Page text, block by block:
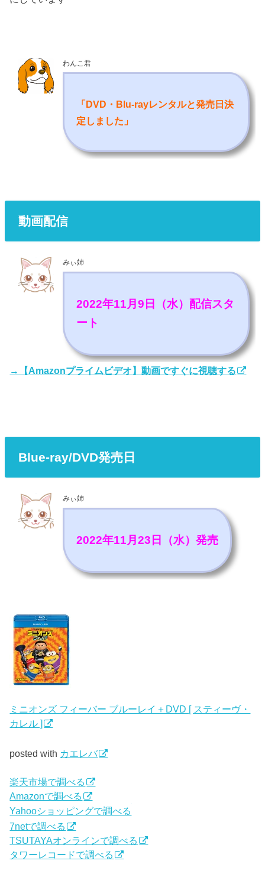
わんこ君
「DVD・Blu-rayレンタルと発売日決
定しました 」
動画配信
みぃ姉
2022年11月9日（水）配信スタ
ート
→【Amazonプライムビデオ】動画ですぐに視聴する
Blue-ray/DVD発売日
みぃ姉
2022年11月23日（水）発売
ミニオンズ フィーバー ブルーレイ＋DVD [ スティーヴ・
カレル ]
posted with カエレバ
楽天市場で調べる
Amazonで調べる
Yahooショッピングで調べる
7netで調べる
TSUTAYAオンラインで調べる
タワーレコードで調べる